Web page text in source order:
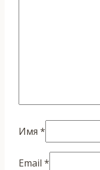
Имя *
Email *